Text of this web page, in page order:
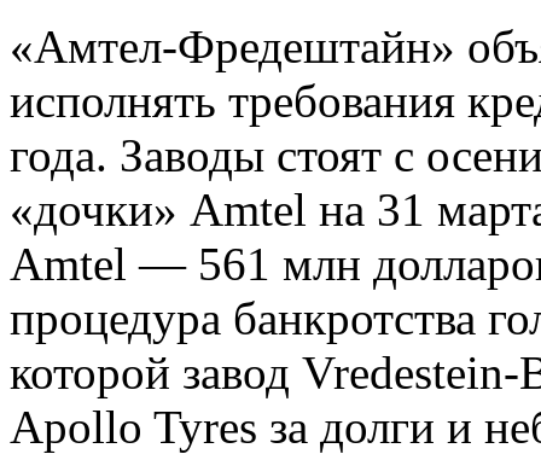
«Амтел-Фредештайн»
исполнять требования
года. Заводы стоят с
«дочки» Amtel на 31
Amtel — 561 млн
процедура банкротства
которой завод
Apollo Tyres за долги и